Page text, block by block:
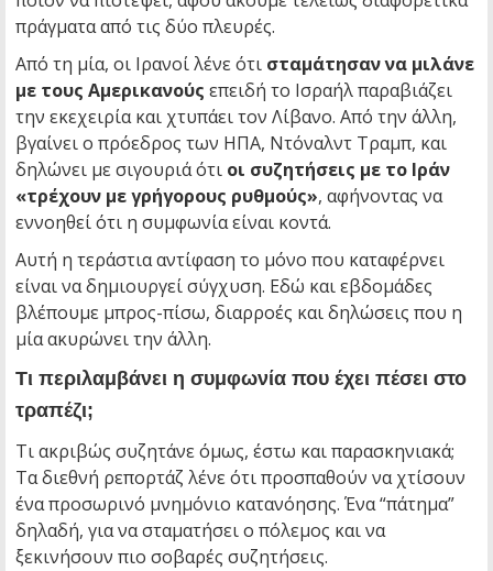
πράγματα από τις δύο πλευρές.
Από τη μία, οι Ιρανοί λένε ότι σταμάτησαν να μιλάνε
με τους Αμερικανούς επειδή το Ισραήλ παραβιάζει
την εκεχειρία και χτυπάει τον Λίβανο. Από την άλλη,
βγαίνει ο πρόεδρος των ΗΠΑ, Ντόναλντ Τραμπ, και
δηλώνει με σιγουριά ότι οι συζητήσεις με το Ιράν
«τρέχουν με γρήγορους ρυθμούς», αφήνοντας να
εννοηθεί ότι η συμφωνία είναι κοντά.
Αυτή η τεράστια αντίφαση το μόνο που καταφέρνει
είναι να δημιουργεί σύγχυση. Εδώ και εβδομάδες
βλέπουμε μπρος-πίσω, διαρροές και δηλώσεις που η
μία ακυρώνει την άλλη.
Τι περιλαμβάνει η συμφωνία που έχει πέσει στο
τραπέζι;
Τι ακριβώς συζητάνε όμως, έστω και παρασκηνιακά;
Τα διεθνή ρεπορτάζ λένε ότι προσπαθούν να χτίσουν
ένα προσωρινό μνημόνιο κατανόησης. Ένα “πάτημα”
δηλαδή, για να σταματήσει ο πόλεμος και να
ξεκινήσουν πιο σοβαρές συζητήσεις.